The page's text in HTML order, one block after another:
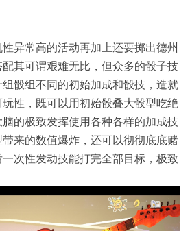
异常高的活动再加上还要掷出德州
其可谓艰难无比，但众多的骰子技
骰组不同的初始加成和骰技，造就
性，既可以用初始骰叠大骰型吃绝
的极致发挥使用各种各样的加成技
来的数值爆炸，还可以彻彻底底赌
次性发动技能打完全部目标，极致